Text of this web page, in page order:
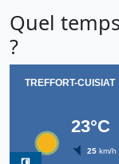
Quel
?